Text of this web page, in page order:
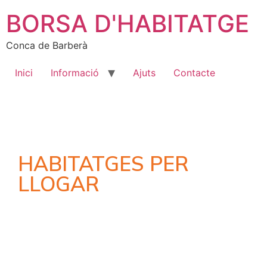
BORSA D'HABITATGE
Conca de Barberà
Inici Informació Ajuts Contacte
HABITATGES PER
LLOGAR